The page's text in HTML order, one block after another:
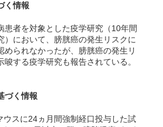
く情報
患者を対象とした疫学研究（10年間
）において、膀胱癌の発生リスクに
められなかったが、膀胱癌の発生リ
唆する疫学研究も報告されている 。
づく情報
スに24ヵ月間強制経口投与した試